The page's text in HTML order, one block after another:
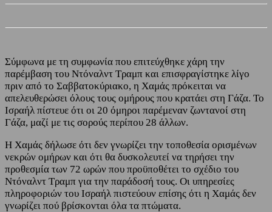
Σύμφωνα με τη συμφωνία που επιτεύχθηκε χάρη την
παρέμβαση του Ντόναλντ Τραμπ και επισφραγίστηκε λίγο
πριν από το Σαββατοκύριακο, η Χαμάς πρόκειται να
απελευθερώσει όλους τους ομήρους που κρατάει στη Γάζα. Το
Ισραήλ πίστευε ότι οι 20 όμηροι παρέμεναν ζωντανοί στη
Γάζα, μαζί με τις σορούς περίπου 28 άλλων.
Η Χαμάς δήλωσε ότι δεν γνωρίζει την τοποθεσία ορισμένων
νεκρών ομήρων και ότι θα δυσκολευτεί να τηρήσει την
προθεσμία των 72 ωρών που προϋποθέτει το σχέδιο του
Ντόναλντ Τραμπ για την παράδοσή τους. Οι υπηρεσίες
πληροφοριών του Ισραήλ πιστεύουν επίσης ότι η Χαμάς δεν
γνωρίζει πού βρίσκονται όλα τα πτώματα.